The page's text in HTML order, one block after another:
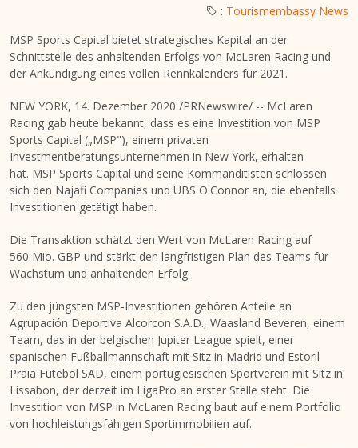
: Tourismembassy News
MSP Sports Capital bietet strategisches Kapital an der
Schnittstelle des anhaltenden Erfolgs von McLaren Racing und
der Ankündigung eines vollen Rennkalenders für 2021.
NEW YORK, 14. Dezember 2020 /PRNewswire/ -- McLaren
Racing gab heute bekannt, dass es eine Investition von MSP
Sports Capital („MSP"), einem privaten
Investmentberatungsunternehmen in New York, erhalten
hat. MSP Sports Capital und seine Kommanditisten schlossen
sich den Najafi Companies und UBS O'Connor an, die ebenfalls
Investitionen getätigt haben.
Die Transaktion schätzt den Wert von McLaren Racing auf
560 Mio. GBP und stärkt den langfristigen Plan des Teams für
Wachstum und anhaltenden Erfolg.
Zu den jüngsten MSP-Investitionen gehören Anteile an
Agrupación Deportiva Alcorcon S.A.D., Waasland Beveren, einem
Team, das in der belgischen Jupiter League spielt, einer
spanischen Fußballmannschaft mit Sitz in Madrid und Estoril
Praia Futebol SAD, einem portugiesischen Sportverein mit Sitz in
Lissabon, der derzeit im LigaPro an erster Stelle steht. Die
Investition von MSP in McLaren Racing baut auf einem Portfolio
von hochleistungsfähigen Sportimmobilien auf.